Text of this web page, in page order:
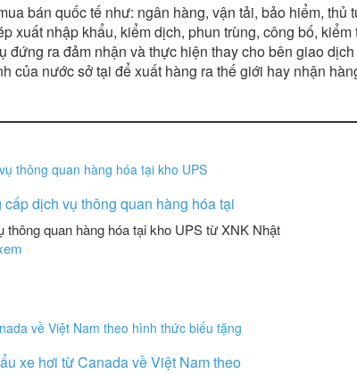
bán quốc tế như: ngân hàng, vận tải, bảo hiểm, thủ
xuất nhập khẩu, kiểm dịch, phun trùng, công bố, kiểm
ra đảm nhận và thực hiện thay cho bên giao
của nước sở tại để xuất hàng ra thế giới hay nhận
dịch vụ thông quan hàng hóa tại
quan hàng hóa tại kho UPS từ XNK Nhật
xe hơi từ Canada về Việt Nam theo